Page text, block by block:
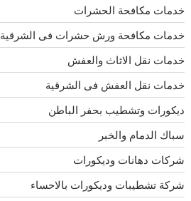
خدمات مكافحة الحشرات
خدمات مكافحة ورش حشرات فى الشرقية
خدمات نقل الاثاث والعفش
خدمات نقل العفش فى الشرقية
ديكورات وتشطيب بحفر الباطن
سباك الدمام والخبر
شركات دهانات وديكورات
شركة تشطيبات وديكورات بالاحساء